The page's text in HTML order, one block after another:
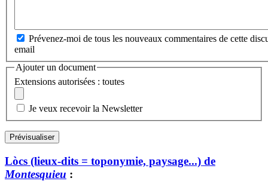
Prévenez-moi de tous les nouveaux commentaires de cette
email
Ajouter un document
Extensions autorisées : toutes
Je veux recevoir la Newsletter
Lòcs (lieux-dits = toponymie, paysage...) de
Montesquieu :